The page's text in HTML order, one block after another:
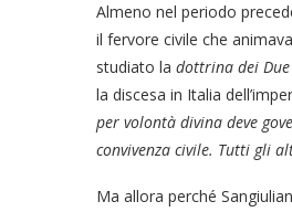
Almeno nel periodo
il fervore civile che
studiato la dottrina dei Due
la discesa in Italia
per volontà divina deve
convivenza civile. Tutti gli
Ma allora perché